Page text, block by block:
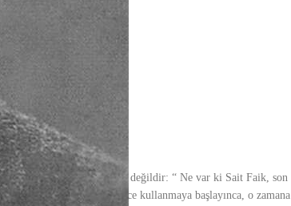
sonuç pek de şaşırtıcı değildir: “ Ne var ki Sait Faik, son
özgürlüğünü gönlünce kullanmaya başlayınca, o zamana